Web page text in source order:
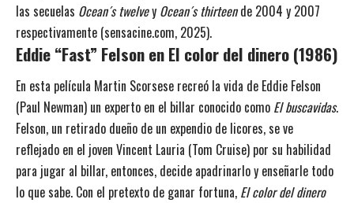
las secuelas Ocean´s twelvey Ocean´s thirteende 2004 y 2007
respectivamente (sensacine.com, 2025).
Eddie “Fast” Felson en El color del dinero(1986)
En esta película Martin Scorsese recreó la vida de Eddie Felson
(Paul Newman) un experto en el billar conocido como El buscavidas.
Felson, un retirado dueño de un expendio de licores, se ve
reflejado en el joven Vincent Lauria (Tom Cruise) por su habilidad
para jugar al billar, entonces, decide apadrinarlo y enseñarle todo
lo que sabe. Con el pretexto de ganar fortuna, El color del dinero